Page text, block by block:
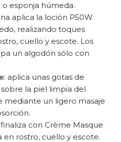
esponja húmeda.
aplica la loción P50W
realizando toques
cuello y escote. Los
un algodón sólo con
: aplica unas gotas de
la piel limpia del
mediante un ligero masaje
finaliza con Crème Masque
en rostro, cuello y escote.